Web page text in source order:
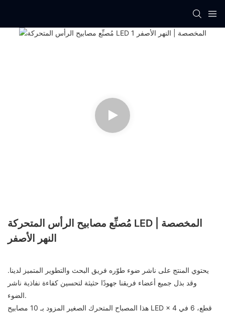
مُصنِّع مصابيح الرأس المتحركة LED المخصصة |
النهر الأصفر
يحتوي المنتج على ناشر ضوء طوّره فريق البحث والتطوير المتميز لدينا.
وقد بذل جميع أعضاء فريقنا جهودًا حثيثة لتحسين كفاءة نفاذية ناشر
الضوء.
هذا المصباح المتحرك الصغير المزود بـ 10 مصابيح LED × 4 قطع، 6 في